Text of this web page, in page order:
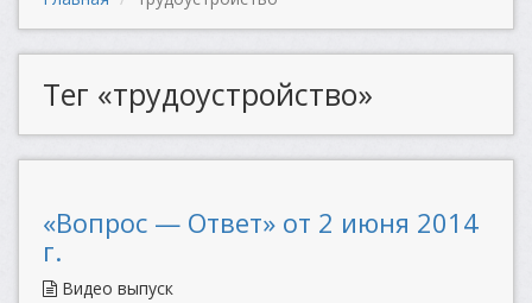
Тег «трудоустройство»
«Вопрос — Ответ» от 2 июня 2014
г.
Видео выпуск